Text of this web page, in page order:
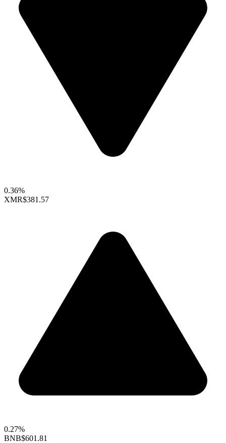
0.36%
XMR$381.57
0.27%
BNB$601.81